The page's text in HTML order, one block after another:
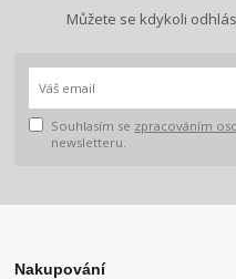
Můžete se kdykoli
Souhlasím se zpracováním
newsletteru.
Nakupování